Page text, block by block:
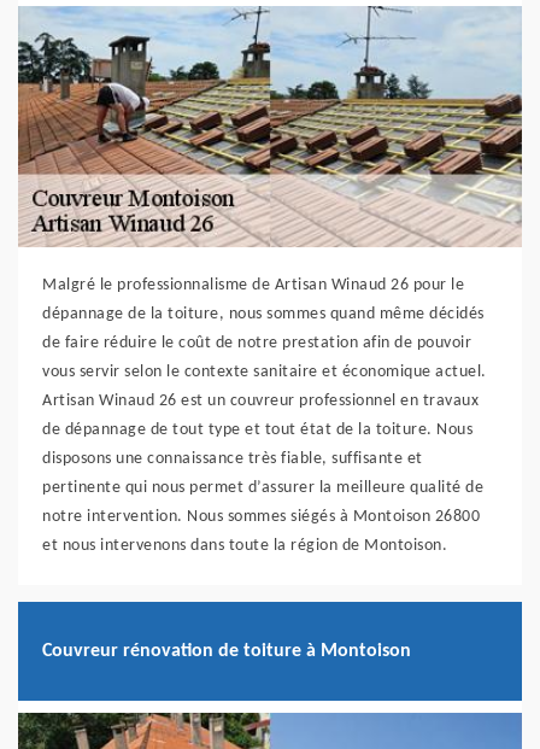
Malgré le professionnalisme de Artisan Winaud 26 pour le
dépannage de la toiture, nous sommes quand même décidés
de faire réduire le coût de notre prestation afin de pouvoir
vous servir selon le contexte sanitaire et économique actuel.
Artisan Winaud 26 est un couvreur professionnel en travaux
de dépannage de tout type et tout état de la toiture. Nous
disposons une connaissance très fiable, suffisante et
pertinente qui nous permet d’assurer la meilleure qualité de
notre intervention. Nous sommes siégés à Montoison 26800
et nous intervenons dans toute la région de Montoison.
Couvreur rénovation de toiture à Montoison